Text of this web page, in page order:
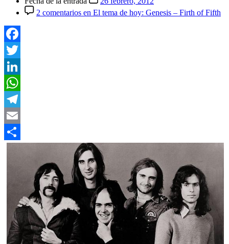
2 comentarios en El tema de hoy: Genesis – Firth of Fifth
Facebook
Twitter
LinkedIn
WhatsApp
Telegram
Email